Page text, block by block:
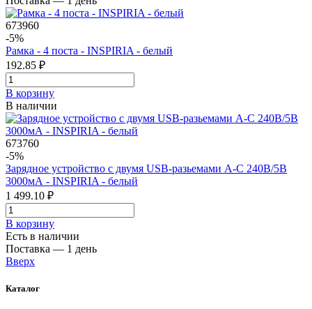
673960
-5%
Рамка - 4 поста - INSPIRIA - белый
192.85 ₽
В корзинy
В наличии
673760
-5%
Зарядное устройство с двумя USB-разьемами A-C 240В/5В
3000мА - INSPIRIA - белый
1 499.10 ₽
В корзинy
Есть в наличии
Поставка — 1 день
Вверх
Каталог